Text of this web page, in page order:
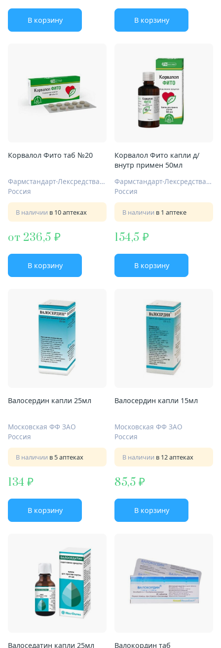
В корзину В корзину
Корвалол Фито таб №20
Фармстандарт-Лексредства ОАО Курск
Россия
В наличии в 10 аптеках
от 236,5
В корзину
Корвалол Фито капли д/
внутр примен 50мл
Фармстандарт-Лексредства ОАО Курск
Россия
В наличии в 1 аптеке
154,5
В корзину
Валосердин капли 25мл
Московская ФФ ЗАО
Россия
В наличии в 5 аптеках
134
В корзину
Валосердин капли 15мл
Московская ФФ ЗАО
Россия
В наличии в 12 аптеках
85,5
В корзину
Валоседатин капли 25мл
Валокордин таб